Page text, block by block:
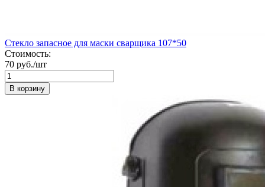
Стекло запасное для маски сварщика 107*50
Стоимость:
70 руб./шт
В корзину